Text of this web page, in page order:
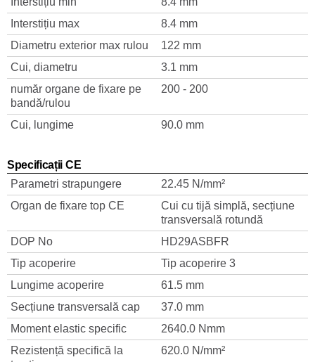
Interstițiu max
8.4 mm
Diametru exterior max rulou
122 mm
Cui, diametru
3.1 mm
număr organe de fixare pe
bandă/rulou
200 - 200
Cui, lungime 90.0 mm
Specificații CE
Parametri strapungere
22.45 N/mm²
Organ de fixare top CE
Cui cu tijă simplă, secțiune
transversală rotundă
DOP No
HD29ASBFR
Tip acoperire
Tip acoperire 3
Lungime acoperire
61.5 mm
Secțiune transversală cap
37.0 mm
Moment elastic specific
2640.0 Nmm
Rezistență specifică la
620.0 N/mm²